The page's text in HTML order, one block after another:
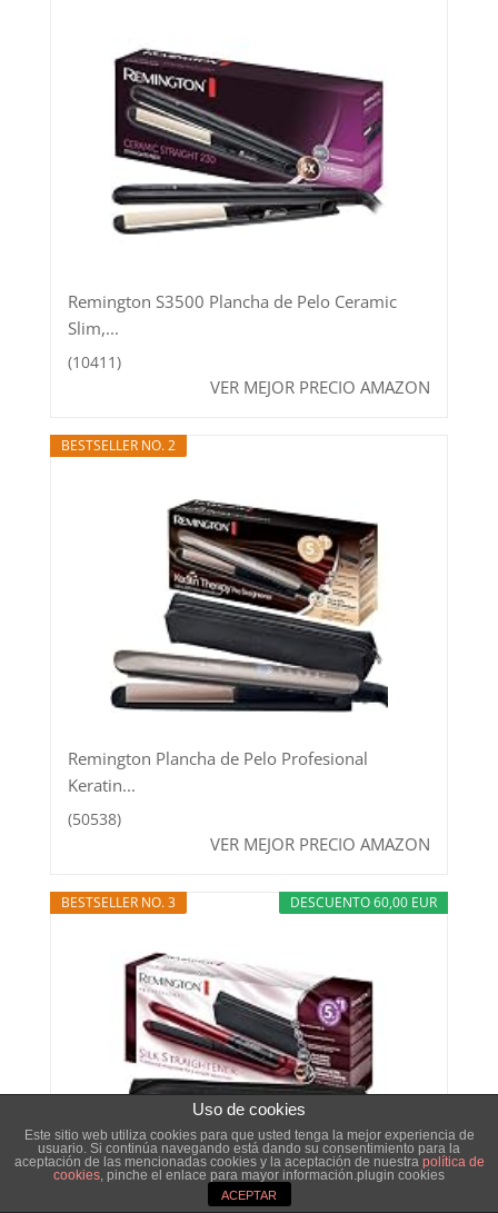
Remington S3500 Plancha de Pelo Ceramic
Slim,...
(10411)
VER MEJOR PRECIO AMAZON
BESTSELLER NO. 2
Remington Plancha de Pelo Profesional
Keratin...
(50538)
VER MEJOR PRECIO AMAZON
DESCUENTO 60,00 EUR
BESTSELLER NO. 3
Uso de cookies
Este sitio web utiliza cookies para que usted tenga la mejor experiencia de
usuario. Si continúa navegando está dando su consentimiento para la
aceptación de las mencionadas cookies y la aceptación de nuestra política de
cookies, pinche el enlace para mayor información.plugin cookies
ACEPTAR